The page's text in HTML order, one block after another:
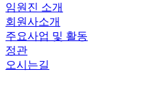
임원진 소개
회원사소개
주요사업 및 활동
정관
오시는길